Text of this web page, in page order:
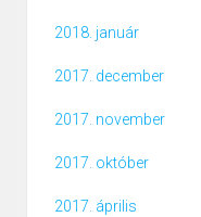
2018. január
2017. december
2017. november
2017. október
2017. április